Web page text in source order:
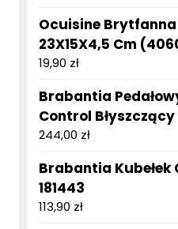
Ocuisine
23X15X4,5 Cm
19,90 zł
Brabantia
Control Błyszczący
244,00 zł
Brabantia Kubełek
181443
113,90 zł